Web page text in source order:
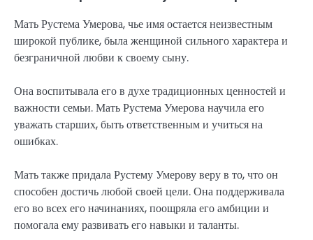
Мать Рустема Умерова, чье имя остается неизвестным
широкой публике, была женщиной сильного характера и
безграничной любви к своему сыну.
Она воспитывала его в духе традиционных ценностей и
важности семьи. Мать Рустема Умерова научила его
уважать старших, быть ответственным и учиться на
ошибках.
Мать также придала Рустему Умерову веру в то, что он
способен достичь любой своей цели. Она поддерживала
его во всех его начинаниях, поощряла его амбиции и
помогала ему развивать его навыки и таланты.